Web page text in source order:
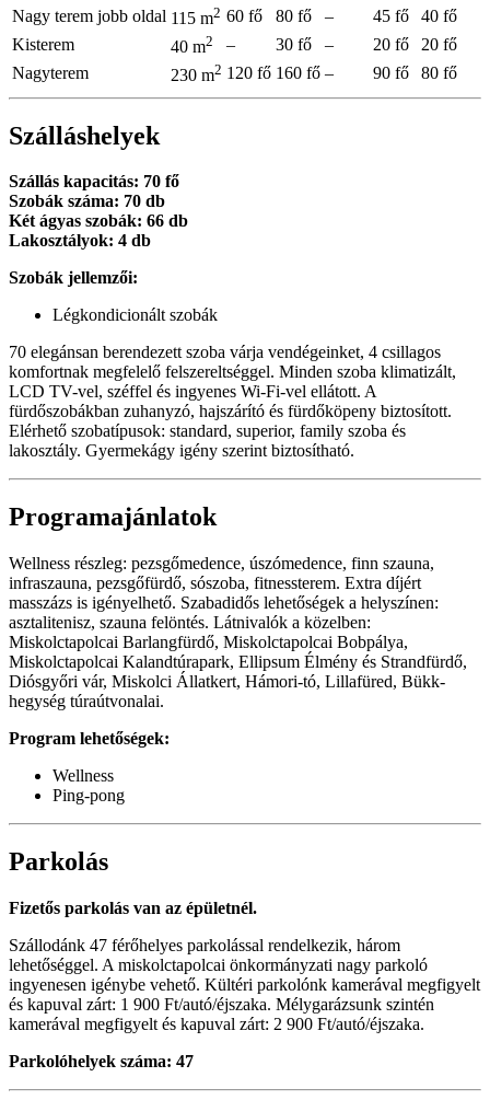
Nagy terem jobb oldal 115 m2 60 fő 80 fő – 45 fő
40 fő
Kisterem
40 m2 – 30 fő – 20 fő
20 fő
Nagyterem
230 m2 120 fő 160 fő – 90 fő 80 fő
Szálláshelyek
Szállás kapacitás: 70 fő
Szobák száma: 70 db
Két ágyas szobák: 66 db
Lakosztályok: 4 db
Szobák jellemzői:
Légkondicionált szobák
70 elegánsan berendezett szoba várja vendégeinket, 4 csillagos
komfortnak megfelelő felszereltséggel. Minden szoba klimatizált,
LCD TV-vel, széffel és ingyenes Wi-Fi-vel ellátott. A
fürdőszobákban zuhanyzó, hajszárító és fürdőköpeny biztosított.
Elérhető szobatípusok: standard, superior, family szoba és
lakosztály. Gyermekágy igény szerint biztosítható.
Programajánlatok
Wellness részleg: pezsgőmedence, úszómedence, finn szauna,
infraszauna, pezsgőfürdő, sószoba, fitnessterem. Extra díjért
masszázs is igényelhető. Szabadidős lehetőségek a helyszínen:
asztalitenisz, szauna felöntés. Látnivalók a közelben:
Miskolctapolcai Barlangfürdő, Miskolctapolcai Bobpálya,
Miskolctapolcai Kalandtúrapark, Ellipsum Élmény és Strandfürdő,
Diósgyőri vár, Miskolci Állatkert, Hámori-tó, Lillafüred, Bükk-
hegység túraútvonalai.
Program lehetőségek:
Wellness
Ping-pong
Parkolás
Fizetős parkolás van az épületnél.
Szállodánk 47 férőhelyes parkolással rendelkezik, három
lehetőséggel. A miskolctapolcai önkormányzati nagy parkoló
ingyenesen igénybe vehető. Kültéri parkolónk kamerával megfigyelt
és kapuval zárt: 1 900 Ft/autó/éjszaka. Mélygarázsunk szintén
kamerával megfigyelt és kapuval zárt: 2 900 Ft/autó/éjszaka.
Parkolóhelyek száma: 47